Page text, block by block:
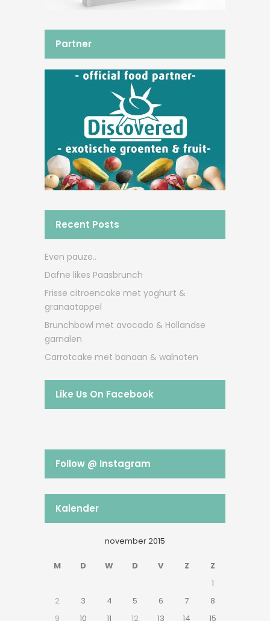
Partner
Recent Posts
Even pauze..
Dafne likes Paasbrunch
Frisse citroencake met yoghurt &
granaatappel
Brunchbowl met avocado & Hollandse
garnalen
Carrotcake met banaan & walnoten
Like Us On Facebook
Follow @ Instagram
Kalender
november 2015
M D W D V Z
Z
1
2
3 4 5 6 7
8
9
10 11 12 13 14 15